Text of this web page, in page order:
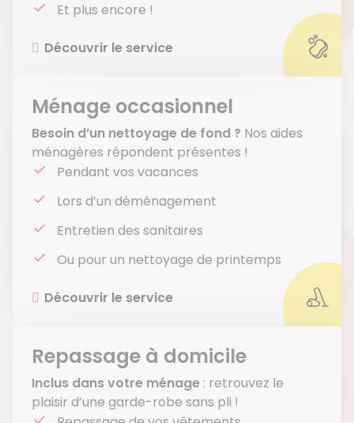
Et plus encore !
Découvrir le service
Ménage occasionnel
Besoin d’un nettoyage de fond ? Nos aides
ménagères répondent présentes !
Pendant vos vacances
Lors d’un déménagement
Entretien des sanitaires
Ou pour un nettoyage de printemps
Découvrir le service
Repassage à domicile
Inclus dans votre ménage : retrouvez le
plaisir d’une garde-robe sans pli !